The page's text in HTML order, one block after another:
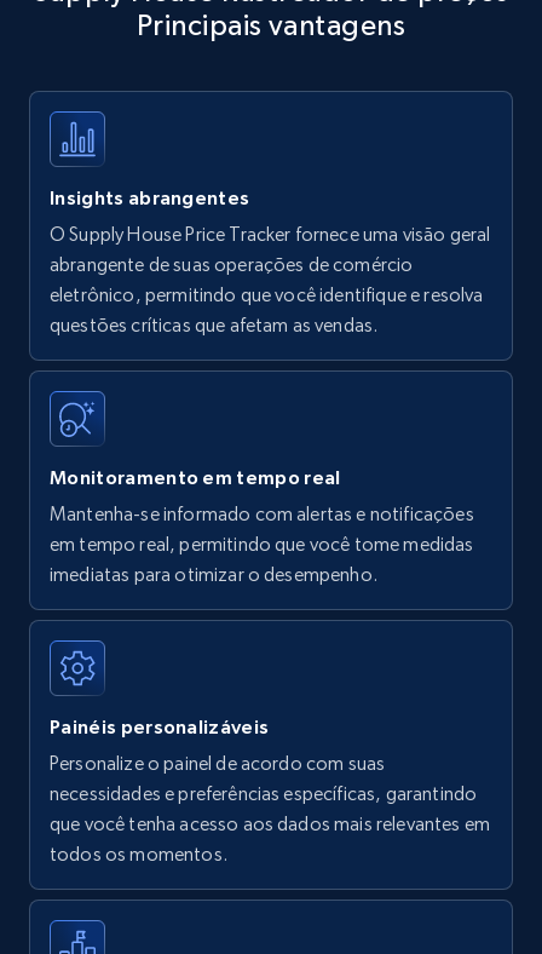
Title, Seller name, Brand, Description, Initial
35.3K+
Amazon products - find products by using
upc numbers
Title, Seller name, Brand, Description, Initial
price, Currency, Availability, Reviews count, and
35.3K+
Amazon Reviews
URL, Product name, Product rating, Product
Author name, Asin, and more.
7.4K+ 872+
Walmart - products
Specifications, Image urls, Top reviews, and
more.
Principais vantagens
Insights abrangentes
O Supply House Price Tracker fornece uma visão geral
abrangente de suas operações de comércio
eletrônico, permitindo que você identifique e resolva
questões críticas que afetam as vendas.
Monitoramento em tempo real
Mantenha-se informado com alertas e notificações
em tempo real, permitindo que você tome medidas
imediatas para otimizar o desempenho.
Painéis personalizáveis
Personalize o painel de acordo com suas
necessidades e preferências específicas, garantindo
que você tenha acesso aos dados mais relevantes em
todos os momentos.